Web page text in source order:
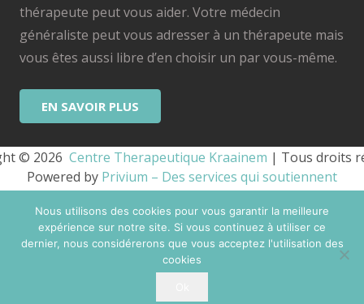
thérapeute peut vous aider. Votre médecin
généraliste peut vous adresser à un thérapeute mais
vous êtes aussi libre d’en choisir un par vous-même.
EN SAVOIR PLUS
© 2026 Centre Therapeutique Kraainem | Tous droits
Powered by Privium – Des services qui soutiennent
hypnotherapeutes.
RGPD – Politique de Protection de la Vie Privée
Nous utilisons des cookies pour vous garantir la meilleure
expérience sur notre site. Si vous continuez à utiliser ce
dernier, nous considérerons que vous acceptez l'utilisation des
cookies